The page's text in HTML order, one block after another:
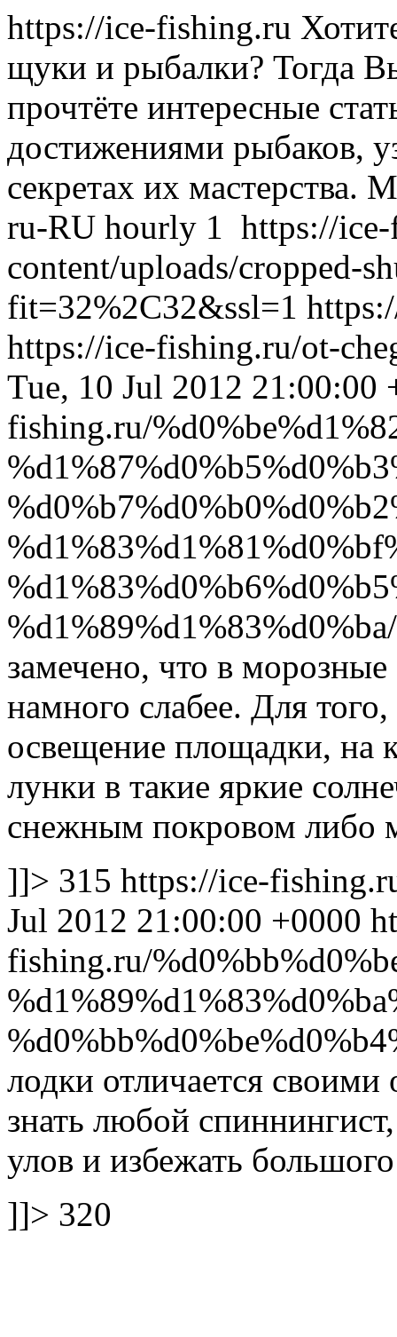
https://ice-fishing.ru
щуки и рыбалки? Тогда
прочтёте интересные
достижениями рыбаков,
секретах их мастерства.
ru-RU hourly 1 https://
content/uploads/cropped-
fit=32%2C32&ssl=1
https://ice-fishing.ru/ot-
Tue, 10 Jul 2012 21:00:00
fishing.ru/
%d1%89%d1%83%d0%ba/
замечено, что в
намного слабее. Для
освещение площадки, на
лунки в такие яркие
снежным покровом либо
]]> 315 https://ice-
Jul 2012 21:00:00 +0000
fishing.ru/
лодки отличается
знать любой
улов и избежать
]]> 320